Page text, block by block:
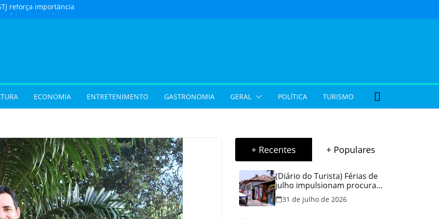
reforça importância
inéditas de
gratuitas no fim
Pais em Goiânia
ECONOMIA ENTRETENIMENTO GASTRONOMIA GERAL POLÍTICA TURISMO
+ Recentes + Populares
(Diário do Turista) Férias de
julho impulsionam procura
por hospedagem em Goiás e
reforçam cuidados na hora
31 de julho de 2026